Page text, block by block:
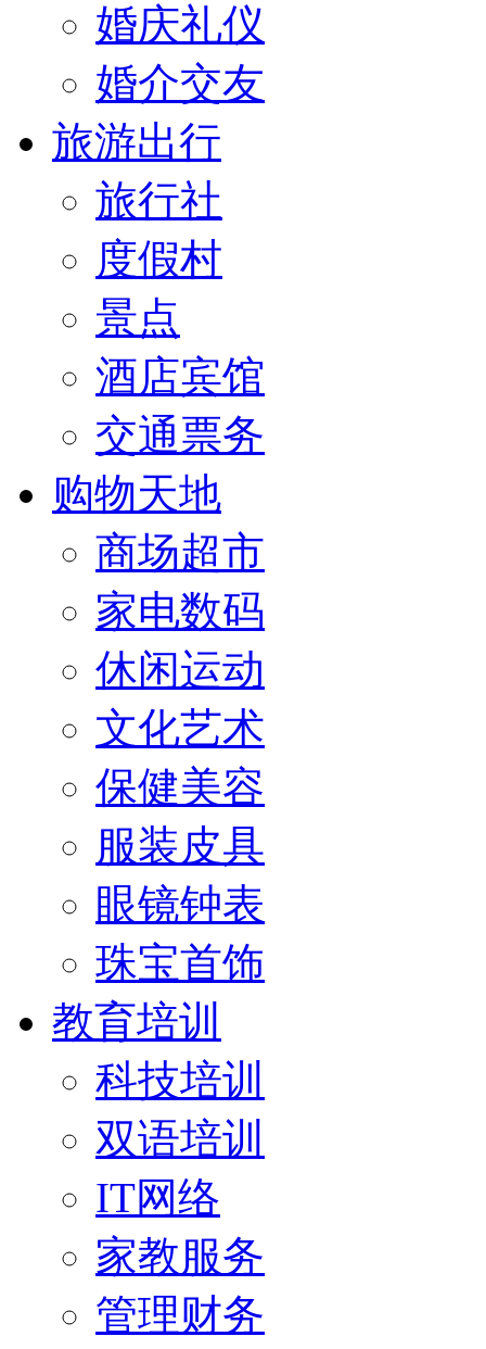
婚庆礼仪
婚介交友
旅游出行
旅行社
度假村
景点
酒店宾馆
交通票务
购物天地
商场超市
家电数码
休闲运动
文化艺术
保健美容
服装皮具
眼镜钟表
珠宝首饰
教育培训
科技培训
双语培训
IT网络
家教服务
管理财务